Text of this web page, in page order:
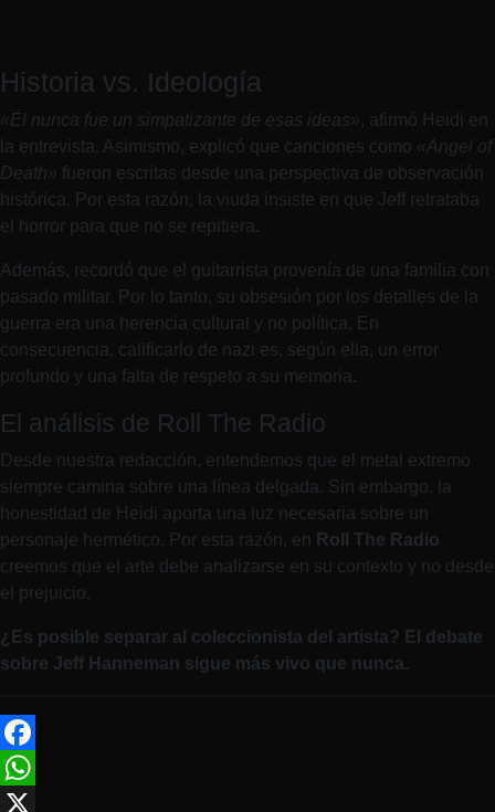
Historia vs. Ideología
«Él nunca fue un simpatizante de esas ideas», afirmó Heidi en
la entrevista. Asimismo, explicó que canciones como «Angel of
Death» fueron escritas desde una perspectiva de observación
histórica. Por esta razón, la viuda insiste en que Jeff retrataba
el horror para que no se repitiera.
Además, recordó que el guitarrista provenía de una familia con
pasado militar. Por lo tanto, su obsesión por los detalles de la
guerra era una herencia cultural y no política. En
consecuencia, calificarlo de nazi es, según ella, un error
profundo y una falta de respeto a su memoria.
El análisis de Roll The Radio
Desde nuestra redacción, entendemos que el metal extremo
siempre camina sobre una línea delgada. Sin embargo, la
honestidad de Heidi aporta una luz necesaria sobre un
personaje hermético. Por esta razón, en Roll The Radio
creemos que el arte debe analizarse en su contexto y no desde
el prejuicio.
¿Es posible separar al coleccionista del artista? El debate
sobre Jeff Hanneman sigue más vivo que nunca.
Facebook
WhatsApp